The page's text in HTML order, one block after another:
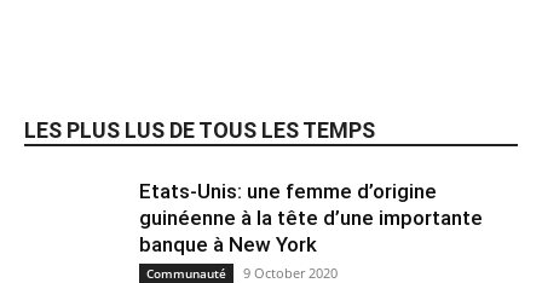
LES PLUS LUS DE TOUS LES TEMPS
Etats-Unis: une femme d’origine
guinéenne à la tête d’une importante
banque à New York
Communauté 9 October 2020